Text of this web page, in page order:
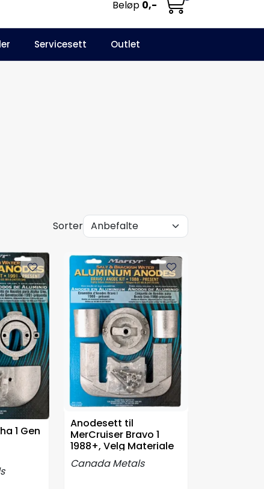
NO Infosenter Favoritter
Beløp 0,-
Servicesett Outlet
Sorter
1 Gen
Anodesett til
MerCruiser Bravo 1
1988+, Velg Materiale
Canada Metals